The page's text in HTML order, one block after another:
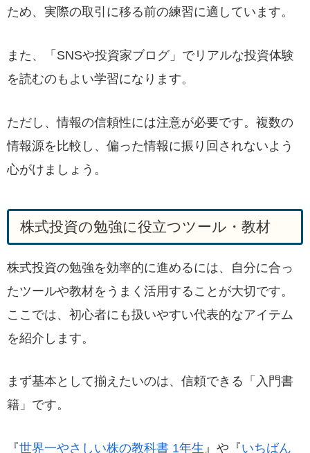
ため、実際の取引に移る前の練習に適しています。
また、「SNSや投資家ブログ」でリアルな投資体験
を読むのもよい学習になります。
ただし、情報の信頼性には注意が必要です。複数の
情報源を比較し、偏った情報に振り回されないよう
心がけましょう。
株式投資の勉強に役立つツール・教材
株式投資の勉強を効率的に進めるには、自分に合っ
たツールや教材をうまく活用することが大切です。
ここでは、初心者にも扱いやすい代表的なアイテム
を紹介します。
まず基本として揃えたいのは、信頼できる「入門書
籍」です。
『世界一やさしい株の教科書 1年生 』や『いちばん